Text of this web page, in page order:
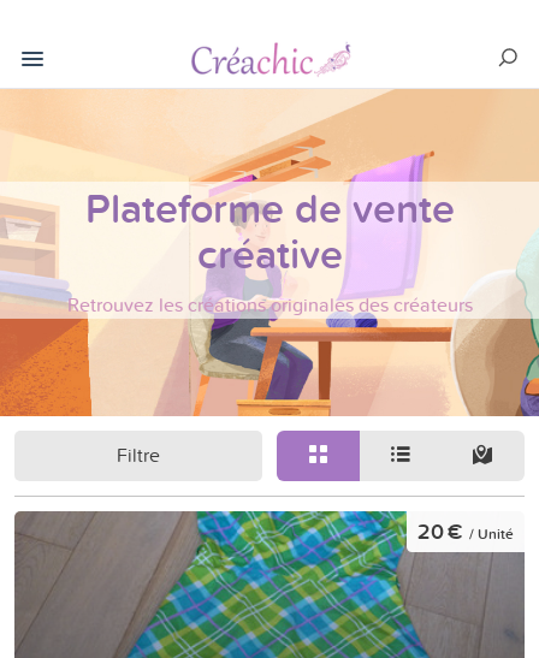
Plateforme de vente
créative
Retrouvez les créations originales des créateurs
Filtre
20 € / Unité